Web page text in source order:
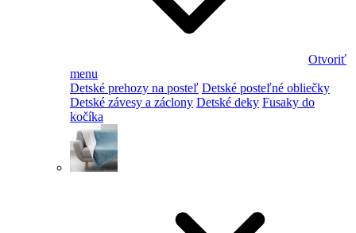
Otvoriť
menu
Detské prehozy na posteľ Detské posteľné obliečky
Detské závesy a záclony Detské deky Fusaky do
kočíka